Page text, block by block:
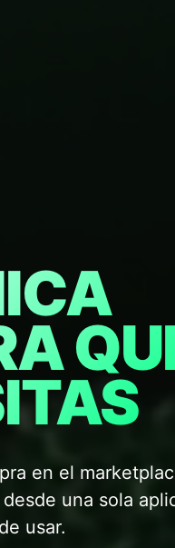
en el
una sola
usar.